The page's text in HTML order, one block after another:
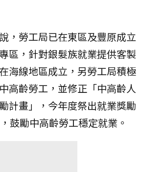
，勞工局已在東區及豐原成立
區，針對銀髮族就業提供客製
海線地區成立，另勞工局積極
高齡勞工，並修正「中高齡人
計畫」，今年度祭出就業獎勵
鼓勵中高齡勞工穩定就業。